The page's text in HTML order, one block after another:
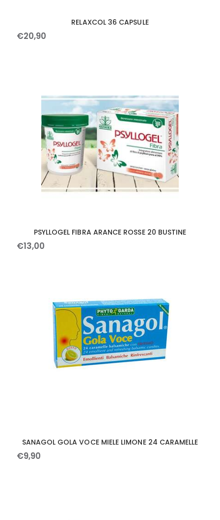
RELAXCOL 36 CAPSULE
€20,90
PSYLLOGEL FIBRA ARANCE ROSSE 20 BUSTINE
€13,00
SANAGOL GOLA VOCE MIELE LIMONE 24 CARAMELLE
€9,90